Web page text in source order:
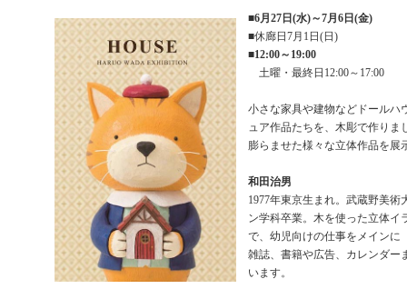
■6月27日(水)～7月6日(金)
■休廊日7月1日(日)
■12:00～19:00
土曜・最終日12:00～17:00
小さな家具や建物などドールハ
ュア作品たちを、木彫で作りま
膨らませた様々な立体作品を展
和田治男
1977年東京生まれ。武蔵野美術
ン学科卒業。木を使った立体イ
で、幼児向けの仕事をメインに
雑誌、書籍や広告、カレンダー
います。